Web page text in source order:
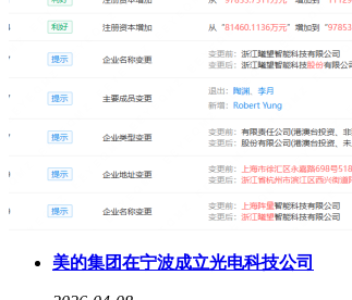
美的集团在宁波成立光电科技公司